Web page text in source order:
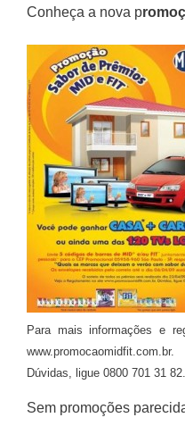
Conheça a nova p
Para mais informações e
www.promocaomidfit.com.br.
Dúvidas, ligue 0800 701 31 82.
Sem promoções